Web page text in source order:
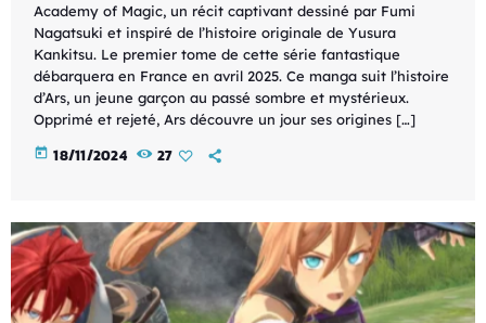
Academy of Magic, un récit captivant dessiné par Fumi
Nagatsuki et inspiré de l’histoire originale de Yusura
Kankitsu. Le premier tome de cette série fantastique
débarquera en France en avril 2025. Ce manga suit l’histoire
d’Ars, un jeune garçon au passé sombre et mystérieux.
Opprimé et rejeté, Ars découvre un jour ses origines […]
today 18/11/2024 27